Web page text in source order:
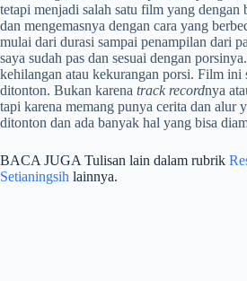
tetapi menjadi salah satu film yang dengan
dan mengemasnya dengan cara yang
mulai dari durasi sampai penampilan dari
saya sudah pas dan sesuai dengan
kehilangan atau kekurangan porsi. Film ini
ditonton. Bukan karena track recordnya
tapi karena memang punya cerita dan alur
ditonton dan ada banyak hal yang bisa
BACA JUGA Tulisan lain dalam rubrik
Setianingsih lainnya.